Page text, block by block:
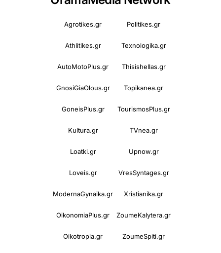
Agrotikes.gr Politikes.gr
Athlitikes.gr Texnologika.gr
AutoMotoPlus.gr Thisishellas.gr
GnosiGiaOlous.gr Topikanea.gr
GoneisPlus.gr TourismosPlus.gr
Kultura.gr TVnea.gr
Loatki.gr Upnow.gr
Loveis.gr VresSyntages.gr
ModernaGynaika.gr Xristianika.gr
OikonomiaPlus.gr ZoumeKalytera.gr
Oikotropia.gr ZoumeSpiti.gr